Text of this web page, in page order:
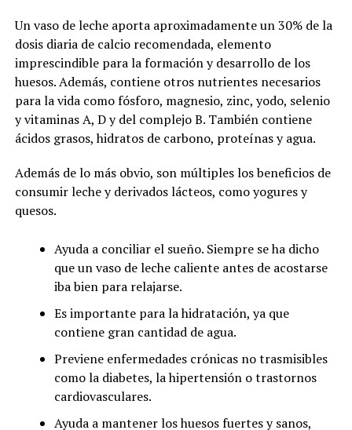
Un vaso de leche aporta aproximadamente un 30% de la
dosis diaria de calcio recomendada, elemento
imprescindible para la formación y desarrollo de los
huesos. Además, contiene otros nutrientes necesarios
para la vida como fósforo, magnesio, zinc, yodo, selenio
y vitaminas A, D y del complejo B. También contiene
ácidos grasos, hidratos de carbono, proteínas y agua.
Además de lo más obvio, son múltiples los beneficios de
consumir leche y derivados lácteos, como yogures y
quesos.
Ayuda a conciliar el sueño. Siempre se ha dicho
que un vaso de leche caliente antes de acostarse
iba bien para relajarse.
Es importante para la hidratación, ya que
contiene gran cantidad de agua.
Previene enfermedades crónicas no trasmisibles
como la diabetes, la hipertensión o trastornos
cardiovasculares.
Ayuda a mantener los huesos fuertes y sanos,